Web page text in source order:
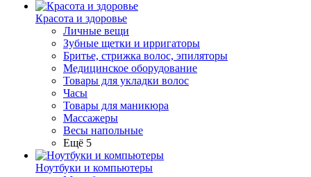
Красота и здоровье
Личные вещи
Зубные щетки и ирригаторы
Бритье, стрижка волос, эпиляторы
Медицинское оборудование
Товары для укладки волос
Часы
Товары для маникюра
Массажеры
Весы напольные
Ещё 5
Ноутбуки и компьютеры